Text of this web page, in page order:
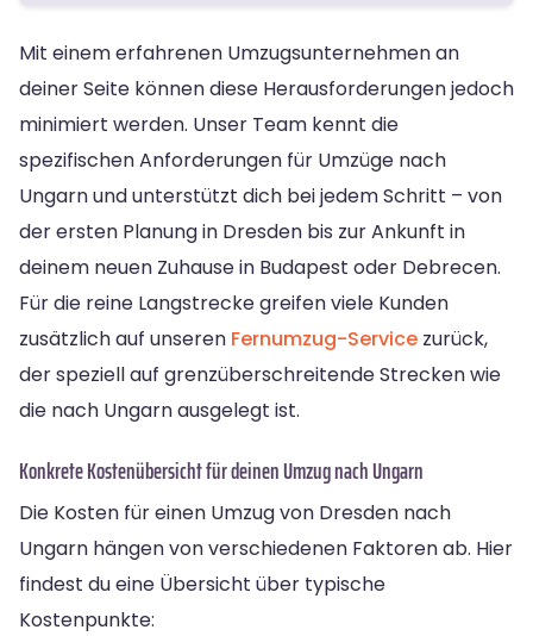
Mit einem erfahrenen Umzugsunternehmen an
deiner Seite können diese Herausforderungen jedoch
minimiert werden. Unser Team kennt die
spezifischen Anforderungen für Umzüge nach
Ungarn und unterstützt dich bei jedem Schritt – von
der ersten Planung in Dresden bis zur Ankunft in
deinem neuen Zuhause in Budapest oder Debrecen.
Für die reine Langstrecke greifen viele Kunden
zusätzlich auf unseren Fernumzug-Service zurück,
der speziell auf grenzüberschreitende Strecken wie
die nach Ungarn ausgelegt ist.
Konkrete Kostenübersicht für deinen Umzug nach Ungarn
Die Kosten für einen Umzug von Dresden nach
Ungarn hängen von verschiedenen Faktoren ab. Hier
findest du eine Übersicht über typische
Kostenpunkte: